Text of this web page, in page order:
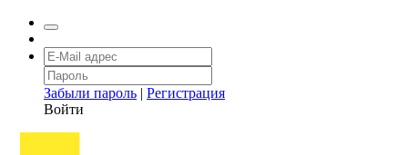
Забыли пароль | Регистрация
Войти